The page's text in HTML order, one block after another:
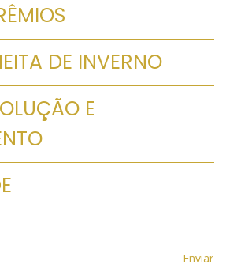
DE INVERNO
E